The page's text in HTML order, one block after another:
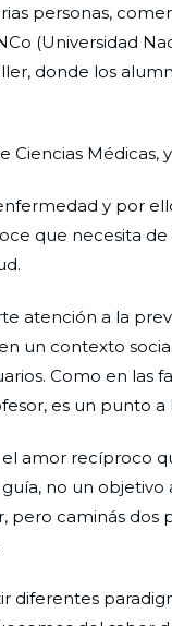
personas,
(Universidad
donde los
Ciencias
y por
que necesita
atención a la
un contexto
Como en
es un punto a
amor recíproco
no un
caminás dos
diferentes